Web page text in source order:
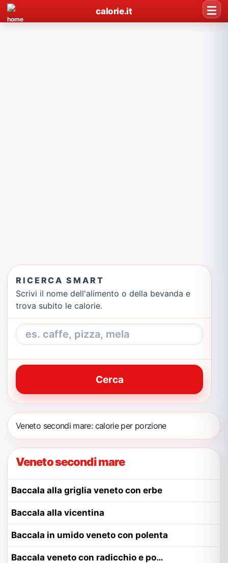
calorie.it
RICERCA SMART
Scrivi il nome dell'alimento o della bevanda e
trova subito le calorie.
Cerca
Veneto secondi mare: calorie per porzione
Veneto secondi mare
Baccala alla griglia veneto con erbe
Baccala alla vicentina
Baccala in umido veneto con polenta
Baccala veneto con radicchio e pomodoro